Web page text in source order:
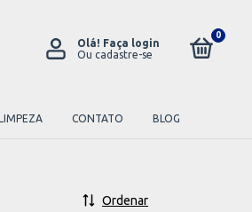
Olá! Faça login
Ou cadastre-se
0
CONTATO BLOG
Ordenar